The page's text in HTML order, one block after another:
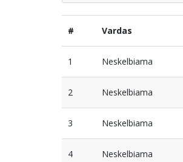
# Vardas
1 Neskelbiama
2 Neskelbiama
3 Neskelbiama
4 Neskelbiama